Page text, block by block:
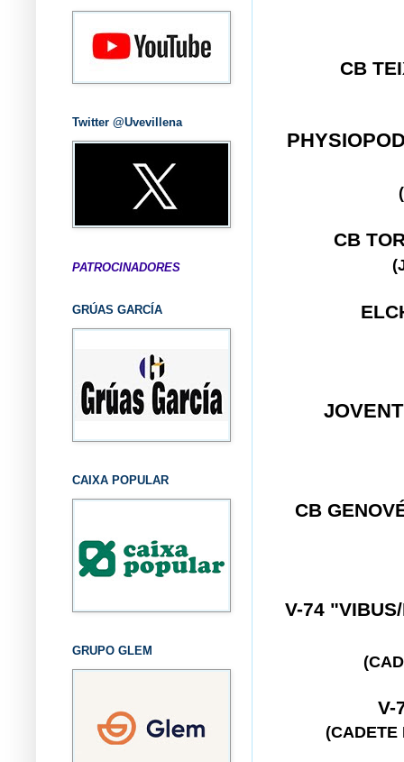
CB
CB
CB
V-74
V-
(CADETE
Twitter @Uvevillena
PATROCINADORES
GRÚAS GARCÍA
CAIXA POPULAR
GRUPO GLEM